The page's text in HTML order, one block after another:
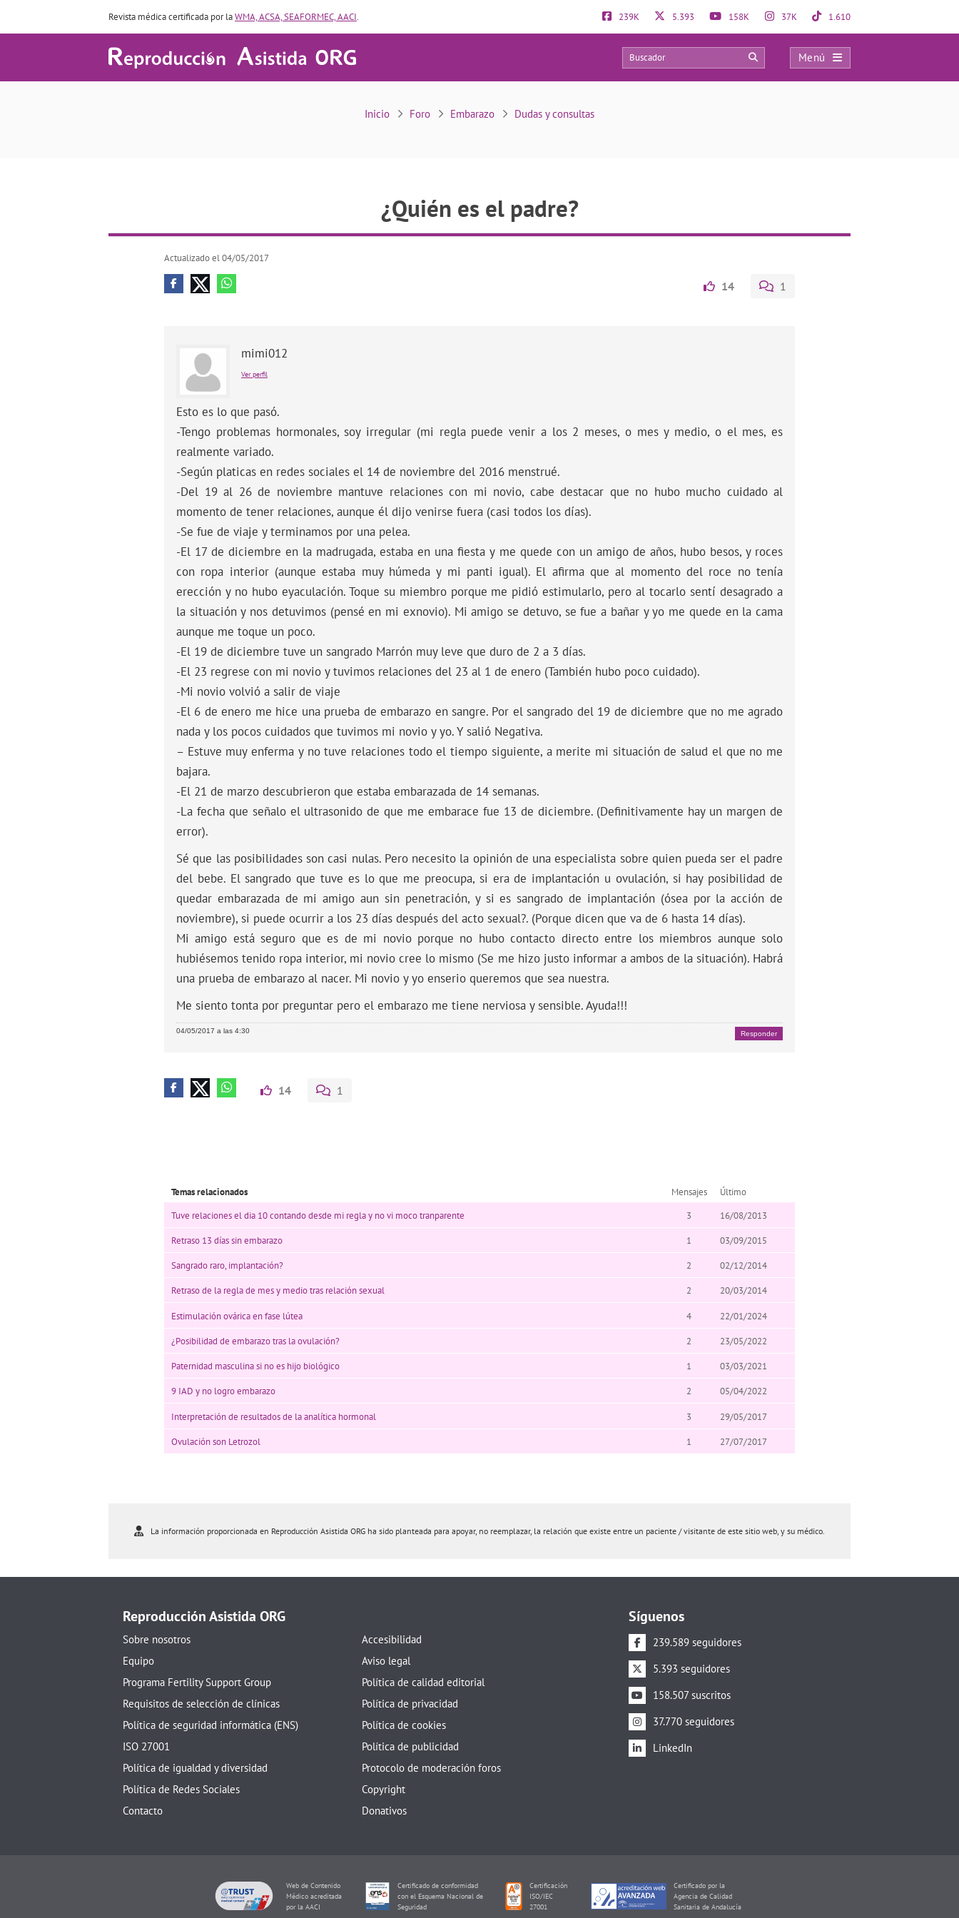
Revista médica certificada por laWMA, ACSA, SEAFORMEC, AACI. 239K 5.393 158K 37K 1.610
Menú
¿Quién es el padre?
13 0
Inicio Foro Embarazo Dudas y consultas
¿Quién es el padre?
Actualizado el 04/05/2017
14 1
mimi012
Ver perfil
Esto es lo que pasó.
-Tengo problemas hormonales, soy irregular (mi regla puede venir a los 2 meses, o mes y medio, o el mes, es
realmente variado.
-Según platicas en redes sociales el 14 de noviembre del 2016 menstrué.
-Del 19 al 26 de noviembre mantuve relaciones con mi novio, cabe destacar que no hubo mucho cuidado al
momento de tener relaciones, aunque él dijo venirse fuera (casi todos los días).
-Se fue de viaje y terminamos por una pelea.
-El 17 de diciembre en la madrugada, estaba en una fiesta y me quede con un amigo de años, hubo besos, y roces
con ropa interior (aunque estaba muy húmeda y mi panti igual). El afirma que al momento del roce no tenía
erección y no hubo eyaculación. Toque su miembro porque me pidió estimularlo, pero al tocarlo sentí desagrado a
la situación y nos detuvimos (pensé en mi exnovio). Mi amigo se detuvo, se fue a bañar y yo me quede en la cama
aunque me toque un poco.
-El 19 de diciembre tuve un sangrado Marrón muy leve que duro de 2 a 3 días.
-El 23 regrese con mi novio y tuvimos relaciones del 23 al 1 de enero (También hubo poco cuidado).
-Mi novio volvió a salir de viaje
-El 6 de enero me hice una prueba de embarazo en sangre. Por el sangrado del 19 de diciembre que no me agrado
nada y los pocos cuidados que tuvimos mi novio y yo. Y salió Negativa.
– Estuve muy enferma y no tuve relaciones todo el tiempo siguiente, a merite mi situación de salud el que no me
bajara.
-El 21 de marzo descubrieron que estaba embarazada de 14 semanas.
-La fecha que señalo el ultrasonido de que me embarace fue 13 de diciembre. (Definitivamente hay un margen de
error).
Sé que las posibilidades son casi nulas. Pero necesito la opinión de una especialista sobre quien pueda ser el padre
del bebe. El sangrado que tuve es lo que me preocupa, si era de implantación u ovulación, si hay posibilidad de
quedar embarazada de mi amigo aun sin penetración, y si es sangrado de implantación (ósea por la acción de
noviembre), si puede ocurrir a los 23 días después del acto sexual?. (Porque dicen que va de 6 hasta 14 días).
Mi amigo está seguro que es de mi novio porque no hubo contacto directo entre los miembros aunque solo
hubiésemos tenido ropa interior, mi novio cree lo mismo (Se me hizo justo informar a ambos de la situación). Habrá
una prueba de embarazo al nacer. Mi novio y yo enserio queremos que sea nuestra.
Me siento tonta por preguntar pero el embarazo me tiene nerviosa y sensible. Ayuda!!!
04/05/2017 a las 4:30 Responder
14 1
Temas relacionados Mensajes
Último
Tuve relaciones el dia 10 contando desde mi regla y no vi moco tranparente
3 16/08/2013
Retraso 13 días sin embarazo 1 03/09/2015
Sangrado raro, implantación? 2 02/12/2014
Retraso de la regla de mes y medio tras relación sexual 2 20/03/2014
Estimulación ovárica en fase lútea 4 22/01/2024
¿Posibilidad de embarazo tras la ovulación? 2 23/05/2022
Paternidad masculina si no es hijo biológico 1 03/03/2021
9 IAD y no logro embarazo 2 05/04/2022
Interpretación de resultados de la analítica hormonal 3 29/05/2017
Ovulación son Letrozol 1 27/07/2017
La información proporcionada en Reproducción Asistida ORG ha sido planteada para apoyar, no reemplazar, la relación que existe entre un paciente / visitante de este sitio web, y su médico.
Reproducción Asistida ORG
Sobre nosotros
Equipo
Programa Fertility Support Group
Requisitos de selección de clínicas
Política de seguridad informática (ENS)
ISO 27001
Política de igualdad y diversidad
Política de Redes Sociales
Contacto
Accesibilidad
Aviso legal
Política de calidad editorial
Política de privacidad
Política de cookies
Política de publicidad
Protocolo de moderación foros
Copyright
Donativos
Síguenos
239.589 seguidores
5.393 seguidores
158.507 suscritos
37.770 seguidores
LinkedIn
Web de Contenido
Médico acreditada
por la AACI
Certificado de conformidad
con el Esquema Nacional de
Seguridad
Certificación
ISO/IEC
27001
Certificado por la
Agencia de Calidad
Sanitaria de Andalucía